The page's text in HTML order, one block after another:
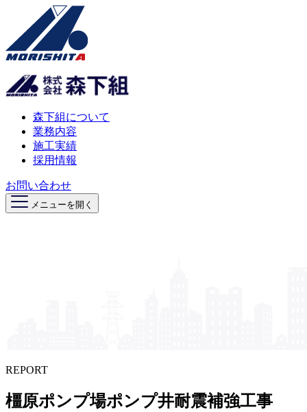
森下組について
業務内容
施工実績
採用情報
お問い合わせ
メニューを開く
REPORT
橿原ポンプ場ポンプ井耐震補強工事